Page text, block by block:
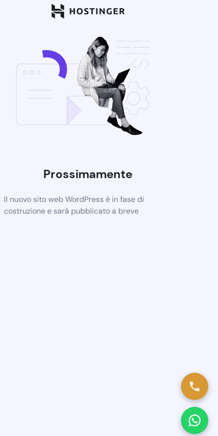
Prossimamente
Il nuovo sito web WordPress è in fase di
costruzione e sarà pubblicato a breve